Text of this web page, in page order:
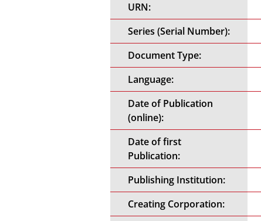
URN:
Series (Serial Number):
Document Type:
Language:
Date of Publication
(online):
Date of first
Publication:
Publishing Institution:
Creating Corporation: